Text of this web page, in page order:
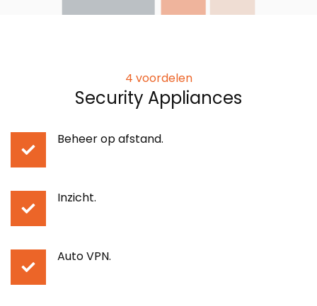
4 voordelen
Security Appliances
Beheer op afstand.
Inzicht.
Auto VPN.